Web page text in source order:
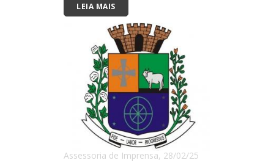
LEIA MAIS
Assessoria de Imprensa, 28/02/25